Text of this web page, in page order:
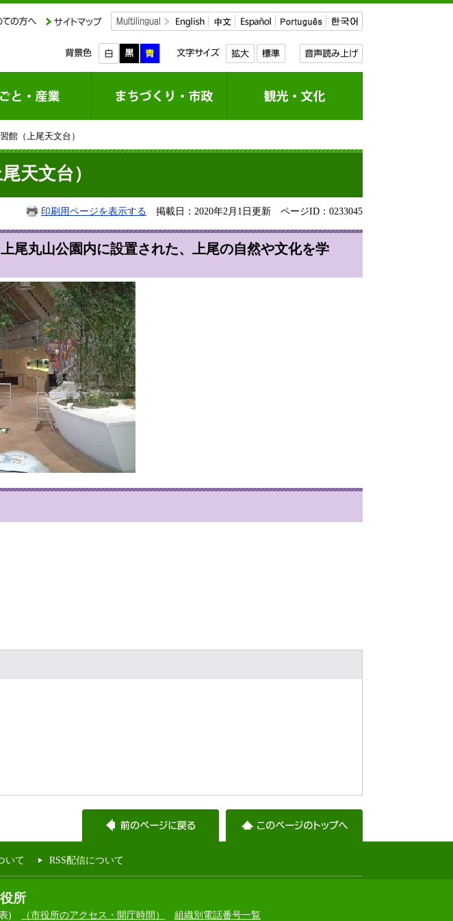
習館（上尾天文台）
尾天文台）
印刷用ページを表示する 掲載日：2020年2月1日更新 ページID：0233045
尾丸山公園内に設置された、上尾の自然や文化を学
いて RSS配信について
所
) （市役所のアクセス・開庁時間） 組織別電話番号一覧